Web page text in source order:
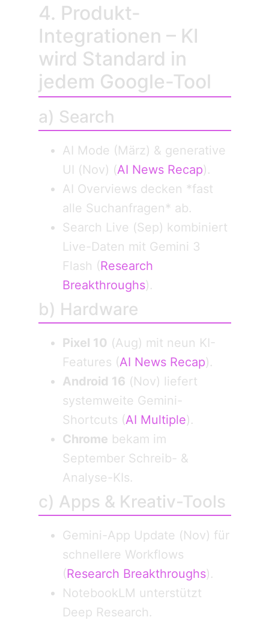
4. Produkt-
Integrationen – KI
wird Standard in
jedem Google-Tool
a) Search
AI Mode (März) & generative
UI (Nov) (AI News Recap).
AI Overviews decken *fast
alle Suchanfragen* ab.
Search Live (Sep) kombiniert
Live-Daten mit Gemini 3
Flash (Research
Breakthroughs).
b) Hardware
Pixel 10 (Aug) mit neun KI-
Features (AI News Recap).
Android 16 (Nov) liefert
systemweite Gemini-
Shortcuts (AI Multiple).
Chrome bekam im
September Schreib- &
Analyse-KIs.
c) Apps & Kreativ-Tools
Gemini-App Update (Nov) für
schnellere Workflows
(Research Breakthroughs).
NotebookLM unterstützt
Deep Research.